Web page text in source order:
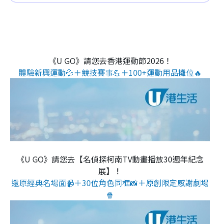
《U GO》請您去香港運動節2026！
體驗新興運動💦＋競技賽事💪＋100+運動用品攤位🔥
《U GO》請您去【名偵探柯南TV動畫播放30週年紀念
展】！
還原經典名場面📹＋30位角色同框📸＋原創限定感謝劇場
🍿